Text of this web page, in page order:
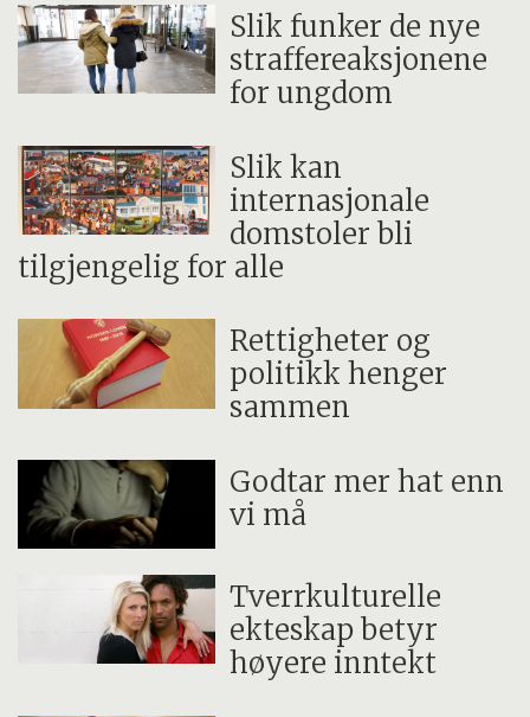
Slik funker de nye
straffereaksjonene
for ungdom
Slik kan
internasjonale
domstoler bli
tilgjengelig for alle
Rettigheter og
politikk henger
sammen
Godtar mer hat enn
vi må
Tverrkulturelle
ekteskap betyr
høyere inntekt